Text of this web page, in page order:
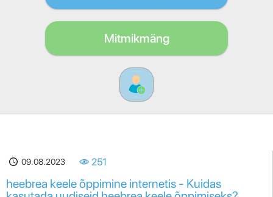
Mitmikmäng
09.08.2023 251
heebrea keele õppimine internetis - Kuidas